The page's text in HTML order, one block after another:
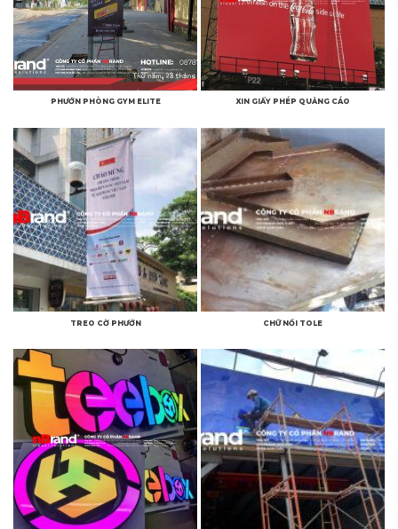
PHƯỚN PHÒNG GYM ELITE XIN GIẤY PHÉP QUẢNG CÁO
TREO CỜ PHƯỚN CHỮ NỔI TOLE